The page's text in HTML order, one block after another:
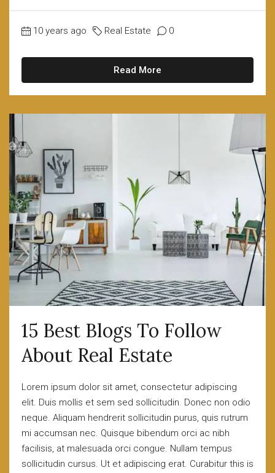
10 years ago Real Estate 0
Read More
15 Best Blogs To Follow
About Real Estate
Lorem ipsum dolor sit amet, consectetur adipiscing
elit. Duis mollis et sem sed sollicitudin. Donec non odio
neque. Aliquam hendrerit sollicitudin purus, quis rutrum
mi accumsan nec. Quisque bibendum orci ac nibh
facilisis, at malesuada orci congue. Nullam tempus
sollicitudin cursus. Ut et adipiscing erat. Curabitur this is